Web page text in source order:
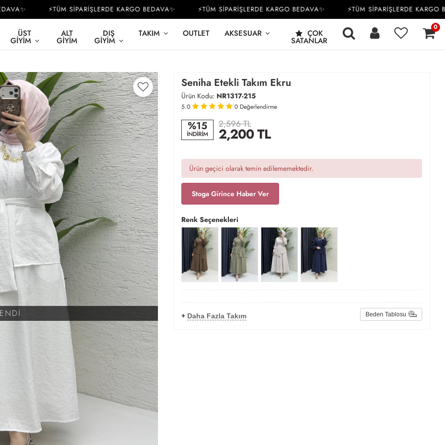
⚡TÜM SİPARİŞLERDE KARGO BEDAVA✨ ⚡TÜM SİPARİŞLERDE KARGO BEDAVA✨ ⚡TÜM SİPARİŞLERDE KARGO
ÜST
GIYIM
ALT
GIYIM
DIŞ
GIYIM
TAKIM OUTLET AKSESUAR ÇOK
SATANLAR
0
Seniha Etekli Takım Ekru
Ürün Kodu: NR1317-215
5.0 0 Değerlendirme
%15
İNDİRİM
2,596 TL
2,200TL
Ürün geçici olarak temin edilememektedir.
Stoga Girince Haber Ver
Renk Seçenekleri
+ Daha Fazla Takım Beden Tablosu